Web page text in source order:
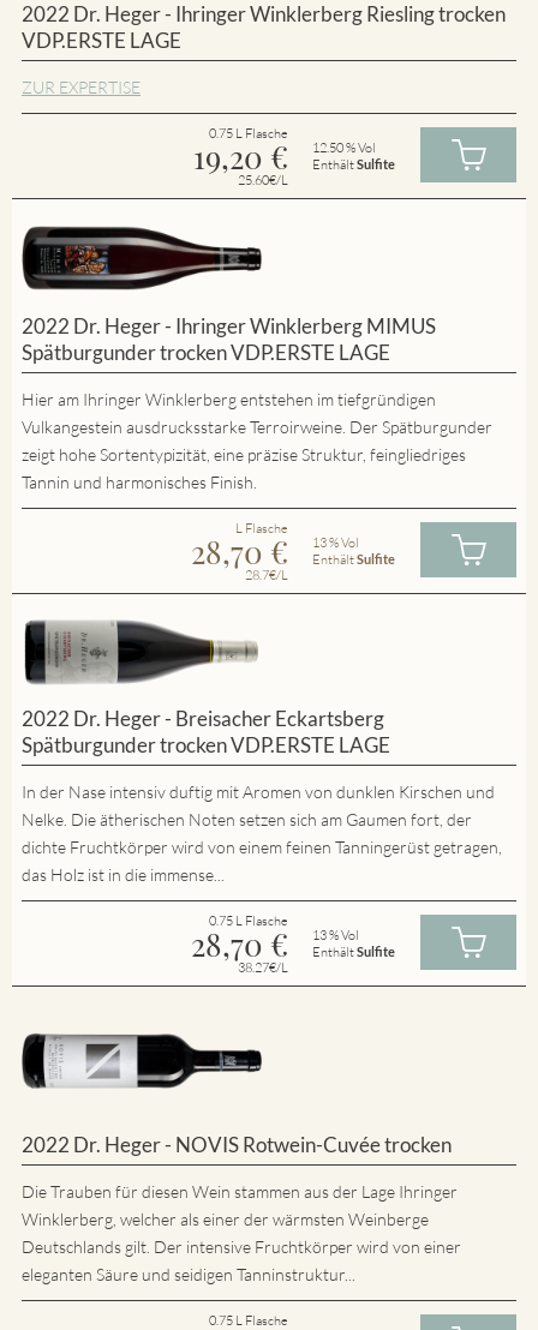
2022 Dr. Heger - Ihringer Winklerberg Riesling trocken
VDP.ERSTE LAGE
ZUR EXPERTISE
0.75 L Flasche
19,20 €
25.60€/L
12.50 % Vol
EnthältSulfite
2022 Dr. Heger - Ihringer Winklerberg MIMUS
Spätburgunder trocken VDP.ERSTE LAGE
Hier am Ihringer Winklerberg entstehen im tiefgründigen
Vulkangestein ausdrucksstarke Terroirweine. Der Spätburgunder
zeigt hohe Sortentypizität, eine präzise Struktur, feingliedriges
Tannin und harmonisches Finish.
L Flasche
28,70 €
28.7€/L
13 % Vol
EnthältSulfite
2022 Dr. Heger - Breisacher Eckartsberg
Spätburgunder trocken VDP.ERSTE LAGE
In der Nase intensiv duftig mit Aromen von dunklen Kirschen und
Nelke. Die ätherischen Noten setzen sich am Gaumen fort, der
dichte Fruchtkörper wird von einem feinen Tanningerüst getragen,
das Holz ist in die immense...
0.75 L Flasche
28,70 €
38.27€/L
13 % Vol
EnthältSulfite
2022 Dr. Heger - NOVIS Rotwein-Cuvée trocken
Die Trauben für diesen Wein stammen aus der Lage Ihringer
Winklerberg, welcher als einer der wärmsten Weinberge
Deutschlands gilt. Der intensive Fruchtkörper wird von einer
eleganten Säure und seidigen Tanninstruktur...
0.75 L Flasche